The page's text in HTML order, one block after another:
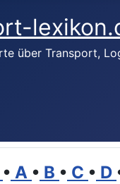
über Transport,
• A • B • C • D